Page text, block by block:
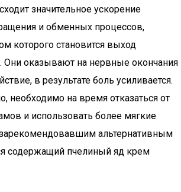
значительное ускорение
и обменных процессов,
которого становится выход
Они оказывают на нервные окончания
в результате боль усиливается.
необходимо на время отказаться от
и использовать более мягкие
альтернативным
содержащий пчелиный яд крем